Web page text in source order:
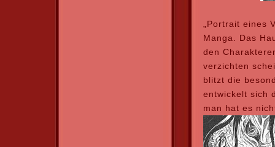
„Portrait eines
Manga. Das
den
verzichten
blitzt die
entwickelt sich
man hat es